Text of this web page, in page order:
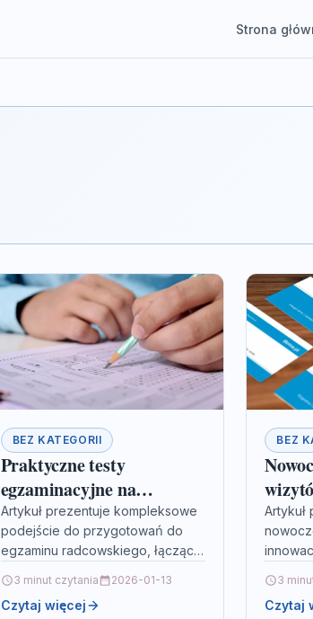
Strona
BEZ KATEGORII
Praktyczne testy
egzaminacyjne na
aplikację radcowską
Artykuł prezentuje kompleksowe
podejście do przygotowań do
egzaminu radcowskiego, łączące
praktycznymi testami
egzaminacyjnymi. Przedstawione
3 minut czytania 2026-01-13
Czytaj więcej
BEZ
Artykuł
3
Czytaj